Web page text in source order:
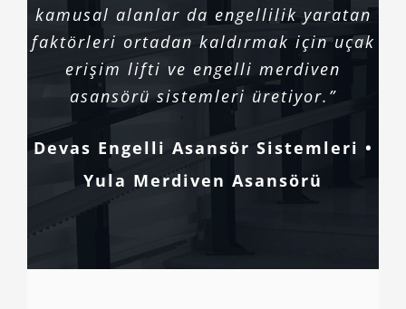
kamusal alanlar da engellilik yaratan
faktörleri ortadan kaldırmak için uçak
erişim lifti ve engelli merdiven
asansörü sistemleri üretiyor.”
Devas Engelli Asansör Sistemleri •
Yula Merdiven Asansörü